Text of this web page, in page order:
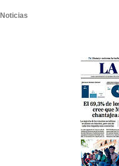
Noticias